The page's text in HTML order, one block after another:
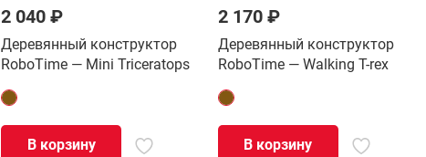
2 040 ₽
Деревянный конструктор
RoboTime — Mini Triceratops
В корзину
2 170 ₽
Деревянный конструктор
RoboTime — Walking T-rex
В корзину